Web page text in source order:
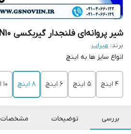
شیر پروانه‌ای فلنجدار گیربکسی PN10 میراب
برند: میراب
انواع سایز ها به اینچ
4 اینچ 5 اینچ 6 اینچ 8 اینچ 10 اینچ
بررسی توضیحات مشخصات